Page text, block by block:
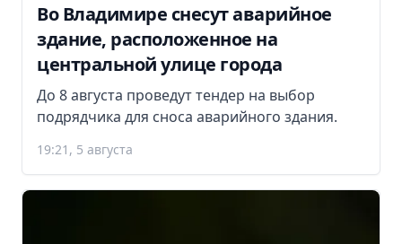
Во Владимире снесут аварийное
здание, расположенное на
центральной улице города
До 8 августа проведут тендер на выбор
подрядчика для сноса аварийного здания.
19:21, 5 августа